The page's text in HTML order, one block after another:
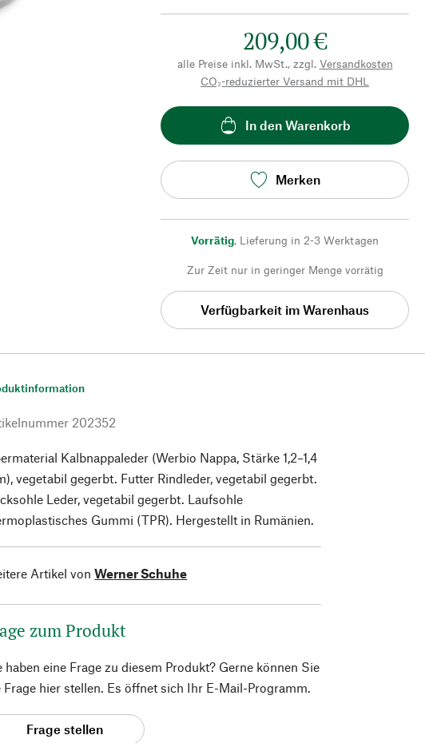
209,00 €
alle Preise inkl. MwSt., zzgl. Versandkosten
CO₂-reduzierter Versand mit DHL
In den Warenkorb
Merken
Vorrätig, Lieferung in 2-3 Werktagen
Zur Zeit nur in geringer Menge vorrätig
Verfügbarkeit im Warenhaus
202352
Kalbnappaleder (Werbio Nappa, Stärke 1,2–1,4
vegetabil gegerbt. Futter Rindleder, vegetabil gegerbt.
Leder, vegetabil gegerbt. Laufsohle
Gummi (TPR). Hergestellt in Rumänien.
Artikel von Werner Schuhe
zum Produkt
haben eine Frage zu diesem Produkt? Gerne können Sie
Frage hier stellen. Es öffnet sich Ihr E-Mail-Programm.
Frage stellen